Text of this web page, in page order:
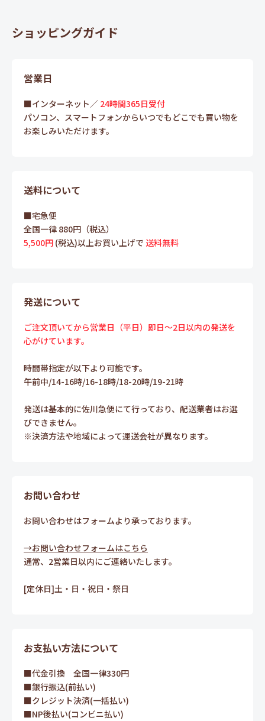
ショッピングガイド
営業日
■インターネット／ 24時間365日受付
パソコン、スマートフォンからいつでもどこでも買い物を
お楽しみいただけます。
送料について
■宅急便
全国一律 880円（税込）
5,500円 (税込)以上お買い上げで 送料無料
発送について
ご注文頂いてから営業日（平日）即日～2日以内の発送を
心がけています。
時間帯指定が以下より可能です。
午前中/14-16時/16-18時/18-20時/19-21時
発送は基本的に佐川急便にて行っており、配送業者はお選
びできません。
※決済方法や地域によって運送会社が異なります。
お問い合わせ
お問い合わせはフォームより承っております。
→お問い合わせフォームはこちら
通常、2営業日以内にご連絡いたします。
[定休日]土・日・祝日・祭日
お支払い方法について
■代金引換 全国一律330円
■銀行振込(前払い)
■クレジット決済(一括払い)
■NP後払い(コンビニ払い)